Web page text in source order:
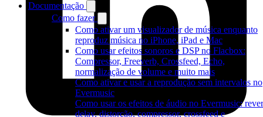
Documentação
Como fazer
Como ativar um visualizador de música enquanto
reproduz música no iPhone, iPad e Mac
Como usar efeitos sonoros e DSP no Flacbox:
Compressor, Freeverb, Crossfeed, Echo,
normalização de volume e muito mais
Como ativar e usar a reprodução sem intervalos no
Evermusic
Como usar os efeitos de áudio no Evermusic:
delay, distorção, compressor, crossfeed e